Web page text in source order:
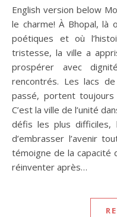
English version below Moi, je suis encore et toujours sous
le charme! À Bhopal, là
poétiques et où
tristesse, la ville a
prospérer avec
rencontrés. Les lacs
passé, portent
C’est la ville de l’unité
défis les plus difficiles,
d’embrasser l’avenir
témoigne de la capacité
réinventer après…